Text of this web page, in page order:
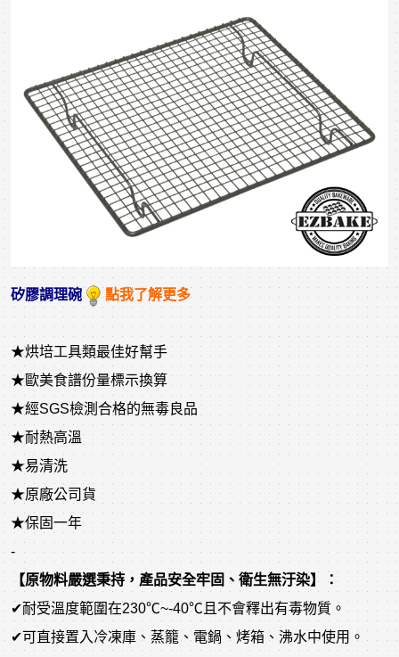
矽膠調理碗 點我了解更多
★烘培工具類最佳好幫手
★歐美食譜份量標示換算
★經SGS檢測合格的無毒良品
★耐熱高溫
★易清洗
★原廠公司貨
★保固一年
-
【原物料嚴選秉持，產品安全牢固、衛生無汙染】：
✔耐受溫度範圍在230℃~-40℃且不會釋出有毒物質。
✔可直接置入冷凍庫、蒸籠、電鍋、烤箱、沸水中使用。